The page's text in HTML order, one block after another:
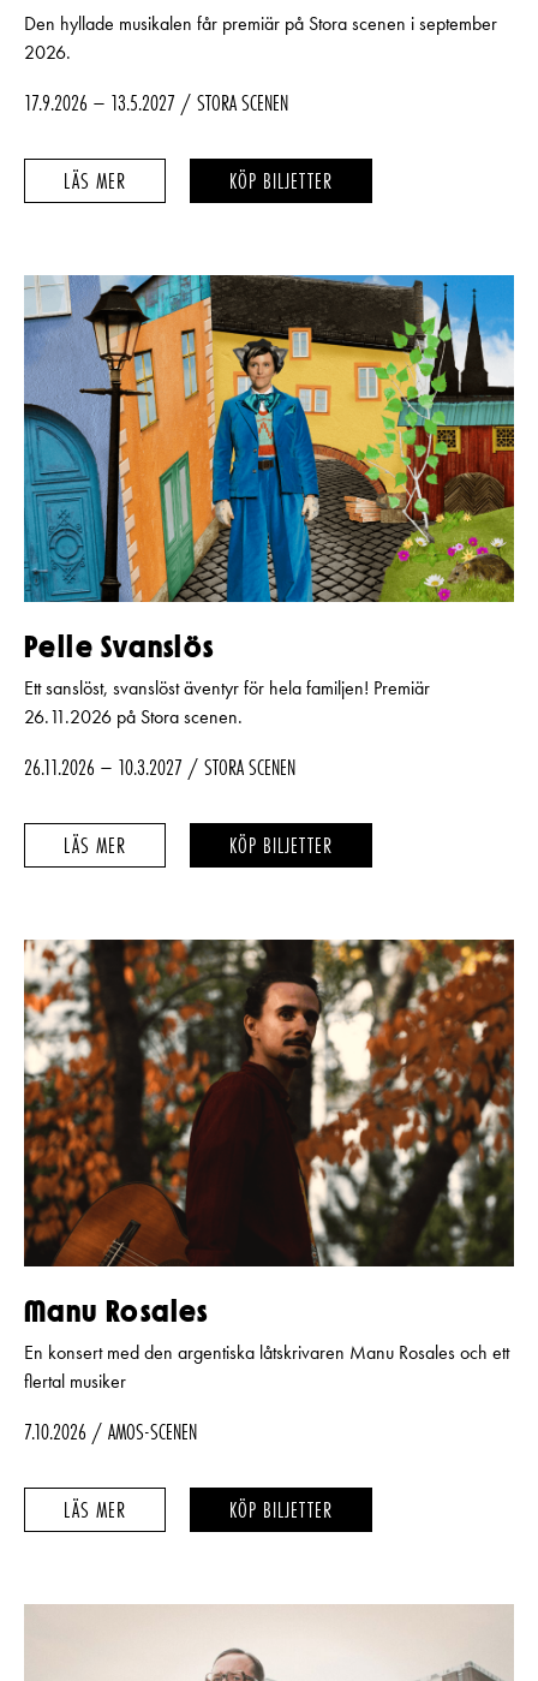
Den hyllade musikalen får premiär på Stora scenen i september
2026.
17.9.2026 – 13.5.2027 STORA SCENEN
ÄNGLAGÅRD
–
LÄS MER ÄNGLAGÅRD
–
KÖP BILJETTER
Pelle Svanslös
Ett sanslöst, svanslöst äventyr för hela familjen! Premiär
26.11.2026 på Stora scenen.
26.11.2026 – 10.3.2027 STORA SCENEN
PELLE
SVANSLÖS
LÄS MER PELLE
SVANSLÖS
KÖP BILJETTER
Manu Rosales
En konsert med den argentiska låtskrivaren Manu Rosales och ett
flertal musiker
7.10.2026 AMOS-SCENEN
MANU
ROSALES
LÄS MER MANU
ROSALES
KÖP BILJETTER